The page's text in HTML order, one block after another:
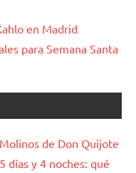
en Madrid
para Semana Santa
de Don Quijote
días y 4 noches: qué